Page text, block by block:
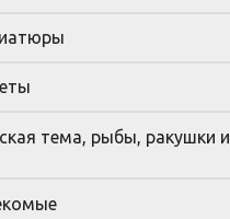
тема, рыбы, ракушки и